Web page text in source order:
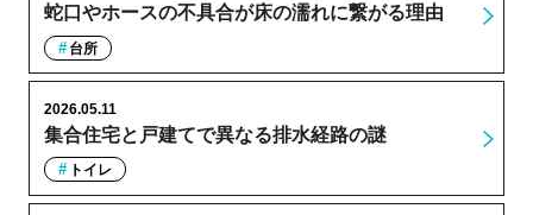
蛇口やホースの不具合が床の濡れに繋がる理由
台所
集合住宅と戸建てで異なる排水経路の謎
2026.05.11
トイレ